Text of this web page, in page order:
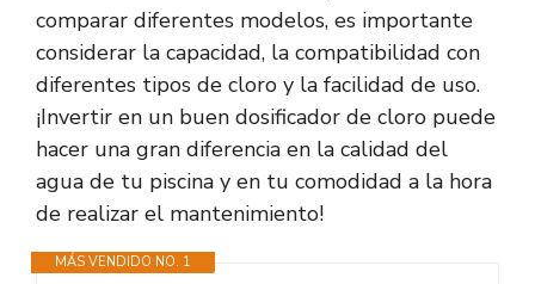
comparar diferentes modelos, es importante
considerar la capacidad, la compatibilidad con
diferentes tipos de cloro y la facilidad de uso.
¡Invertir en un buen dosificador de cloro puede
hacer una gran diferencia en la calidad del
agua de tu piscina y en tu comodidad a la hora
de realizar el mantenimiento!
MÁS VENDIDO NO. 1